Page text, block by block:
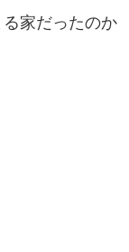
家だったのか